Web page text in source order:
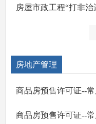
房屋市政工程“打非治
房地产管理